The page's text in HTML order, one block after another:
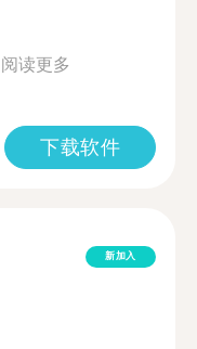
阅读更多
下载软件
新加入